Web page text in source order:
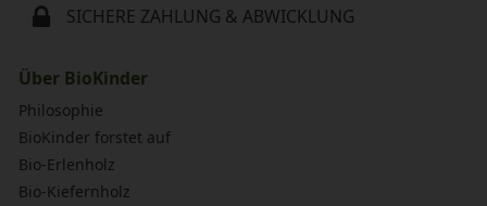
SICHERE ZAHLUNG & ABWICKLUNG
Über BioKinder
Philosophie
BioKinder forstet auf
Bio-Erlenholz
Bio-Kiefernholz